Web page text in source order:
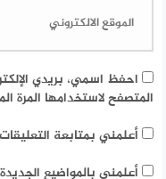
احفظ اسمي، بريدي
المتصفح لاستخدامها المرة
أعلمني بمتابعة
أعلمني بالمواضيع